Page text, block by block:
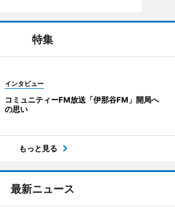
特集
インタビュー
コミュニティーFM放送「伊那谷FM」開局へ
の思い
もっと見る
最新ニュース